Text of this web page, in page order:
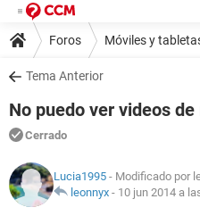
Foros Móviles y
Tema Anterior
No puedo ver videos
Cerrado
Lucia1995 - Modificado por
leonnyx - 10 jun 2014 a